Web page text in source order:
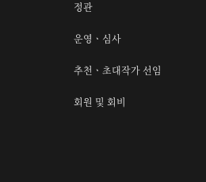
정관
운영ㆍ심사
추천ㆍ초대작가 선임
회원 및 회비